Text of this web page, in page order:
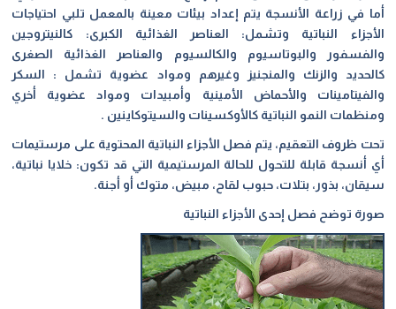
أما في زراعة الأنسجة يتم إعداد بيئات معينة بالمعمل تلبي احتياجات
الأجزاء النباتية وتشمل: العناصر الغذائية الكبرى: كالنيتروجين
والفسفور والبوتاسيوم والكالسيوم والعناصر الغذائية الصغرى
كالحديد والزنك والمنجنيز وغيرهم ومواد عضوية تشمل : السكر
والفيتامينات والأحماض الأمينية وأمبيدات ومواد عضوية أخري
ومنظمات النمو النباتية كالأوكسينات والسيتوكاينين .
تحت ظروف التعقيم، يتم فصل الأجزاء النباتية المحتوية على مرستيمات
أي أنسجة قابلة للتحول للحالة المرستيمية التي قد تكون: خلايا نباتية،
سيقان، بذور، بتلات، حبوب لقاح، مبيض، متوك أو أجنة.
صورة توضح فصل إحدى الأجزاء النباتية